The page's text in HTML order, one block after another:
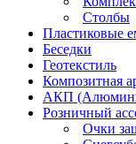
Столбы
Пластиковые
Беседки
Геотекстиль
Композитная
АКП
Розничный
Очки